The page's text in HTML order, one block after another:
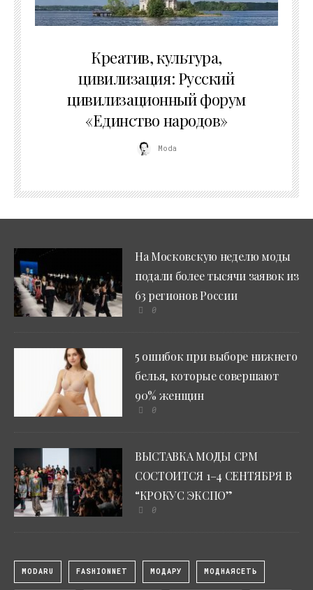
Креатив, культура,
цивилизация: Русский
цивилизационный форум
«Единство народов»
Moda
На Московскую неделю моды
подали более тысячи заявок из
63 регионов России
0
5 ошибок при выборе нижнего
белья, которые совершают
90% женщин
0
ВЫСТАВКА МОДЫ CPM
СОСТОИТСЯ 1–4 СЕНТЯБРЯ В
“КРОКУС ЭКСПО”
0
MODARU FASHIONNET МОДАРУ МОДНАЯСЕТЬ